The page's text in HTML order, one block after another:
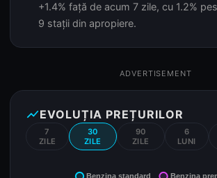
+1.4% față de acum 7 zile, cu 1.2%
9 stații din apropiere.
ADVERTISEMENT
show_chartEVOLUȚIA PREȚURILOR
7
ZILE
30
ZILE
90
ZILE
6
LUNI